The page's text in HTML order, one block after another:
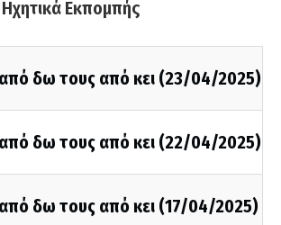
Εκπομπής
δω τους από κει (23/04/2025)
δω τους από κει (22/04/2025)
δω τους από κει (17/04/2025)